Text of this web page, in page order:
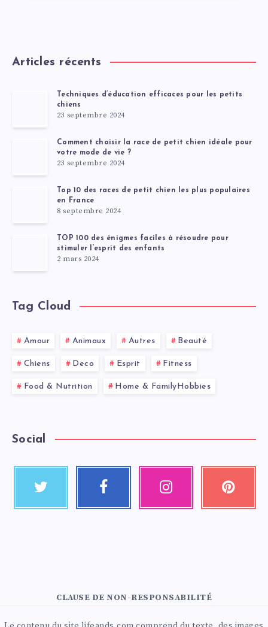
Articles récents
Techniques d’éducation efficaces pour les petits
chiens
23 septembre 2024
Comment choisir la race de petit chien idéale pour
votre mode de vie ?
23 septembre 2024
Top 10 des races de petit chien les plus populaires
en France
8 septembre 2024
TOP 100 des énigmes faciles à résoudre pour
stimuler l’esprit des enfants
2 mars 2024
Tag Cloud
Amour Animaux Autres Beauté
Chiens Deco Esprit Fitness
Food & Nutrition Home & FamilyHobbies
Social
CLAUSE DE NON-RESPONSABILITÉ